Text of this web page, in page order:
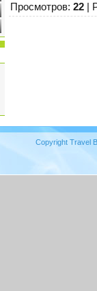
Просмотров: 22
Copyright Travel